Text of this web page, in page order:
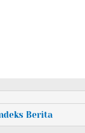
Berita